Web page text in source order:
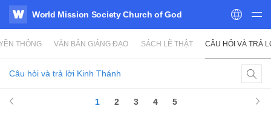
WATV
World Mission Society Church of God
THÔNG VĂN BẢN GIẢNG ĐẠO SÁCH LẼ THẬT CÂU HỎI VÀ TRẢ
Câu hỏi và trả lời Kinh Thánh
1 2 3 4 5